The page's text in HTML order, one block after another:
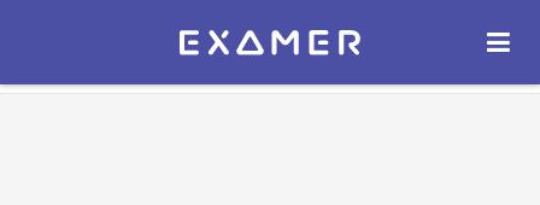
Экзамер — ЕГЭ 2027
ОТКРЫТЬ